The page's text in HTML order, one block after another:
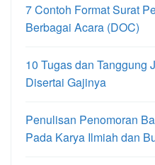
7 Contoh Format Surat
Berbagai Acara (DOC)
10 Tugas dan Tanggung
Disertai Gajinya
Penulisan Penomoran
Pada Karya Ilmiah dan